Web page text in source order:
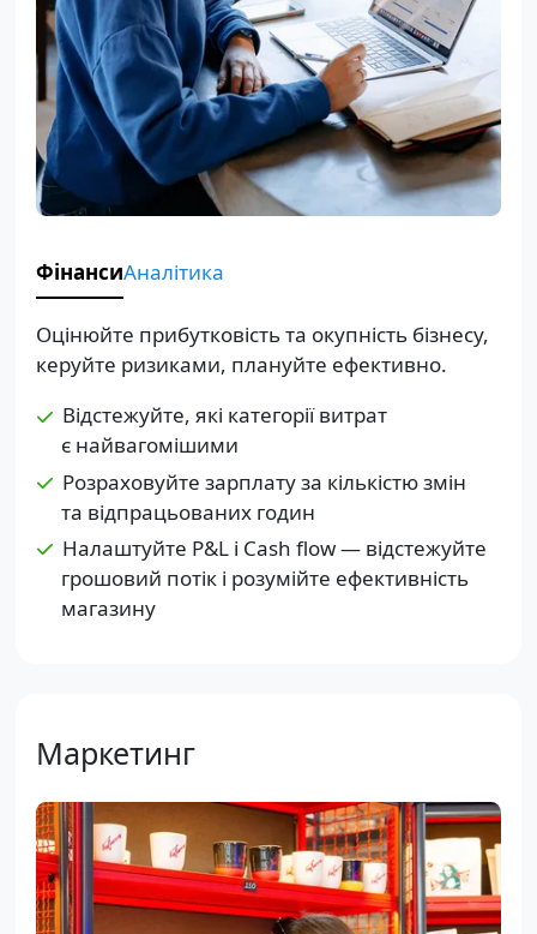
ФінансиАналітика
Оцінюйте прибутковість та окупність бізнесу,
керуйте ризиками, плануйте ефективно.
Відстежуйте, які категорії витрат
є найвагомішими
Розраховуйте зарплату за кількістю змін
та відпрацьованих годин
Налаштуйте P&L і Cash flow — відстежуйте
грошовий потік і розумійте ефективність
магазину
Маркетинг